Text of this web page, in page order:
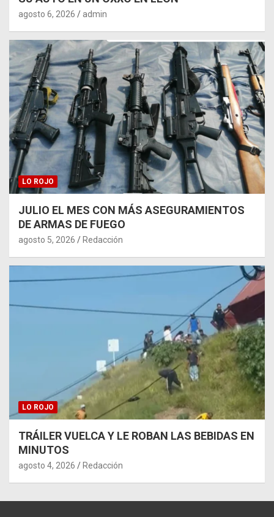
agosto 6, 2026 admin
LO ROJO
JULIO EL MES CON MÁS ASEGURAMIENTOS
DE ARMAS DE FUEGO
agosto 5, 2026 Redacción
LO ROJO
TRÁILER VUELCA Y LE ROBAN LAS BEBIDAS EN
MINUTOS
agosto 4, 2026 Redacción